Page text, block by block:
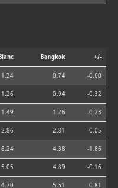
Bangkok +/-
1.34 0.74 -0.60
1.26 0.94 -0.32
1.49 1.26 -0.23
2.86 2.81 -0.05
6.24 4.38 -1.86
5.05 4.89 -0.16
4.70 5.51 0.81